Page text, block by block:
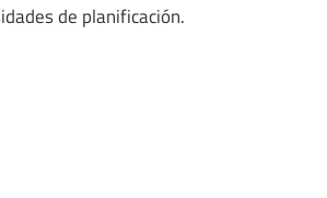
de planificación.